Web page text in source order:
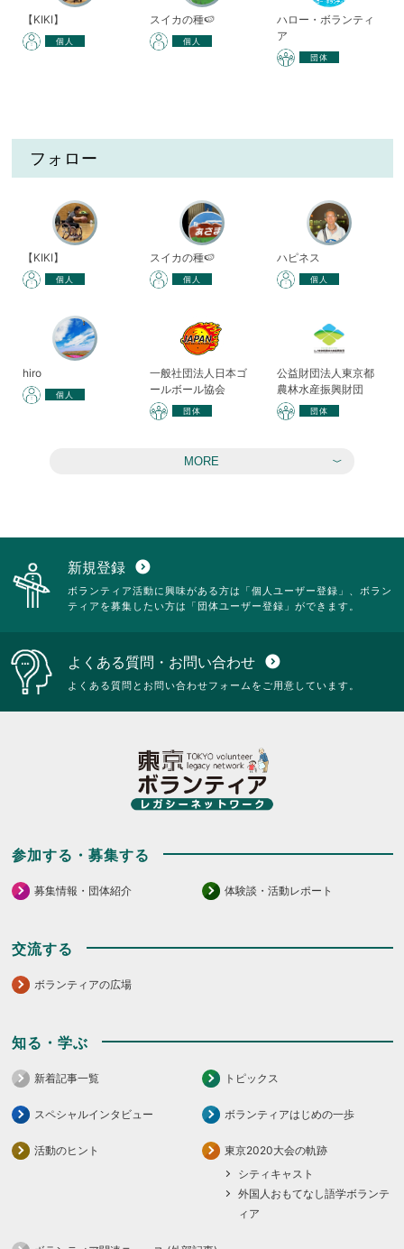
【KIKI】
個人
スイカの種🍉
個人
ハロー・ボランティ
ア
団体
フォロー
【KIKI】
個人
スイカの種🍉
個人
ハピネス
個人
hiro
個人
一般社団法人日本ゴ
ールボール協会
団体
公益財団法人東京都
農林水産振興財団
団体
MORE
新規登録 expand_circle_down
ボランティア活動に興味がある方は「個人ユーザー登録」、ボラン
ティアを募集したい方は「団体ユーザー登録」ができます。
よくある質問・お問い合わせ expand_circle_down
よくある質問とお問い合わせフォームをご用意しています。
参加する・募集する
募集情報・団体紹介 体験談・活動レポート
交流する
ボランティアの広場
知る・学ぶ
新着記事一覧 トピックス
スペシャルインタビュー ボランティアはじめの一歩
活動のヒント
東京2020大会の軌跡
シティキャスト
外国人おもてなし語学ボランテ
ィア